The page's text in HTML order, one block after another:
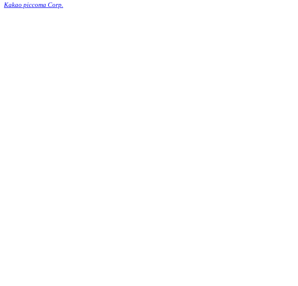
Kakao piccoma Corp.